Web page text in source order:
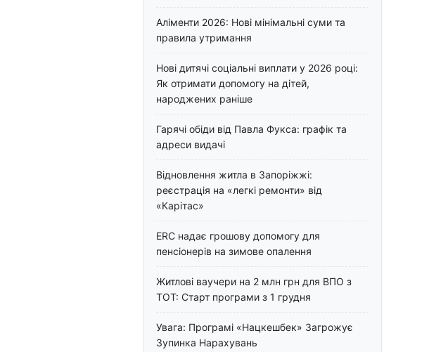
Аліменти 2026: Нові мінімальні суми та
правила утримання
Нові дитячі соціальні виплати у 2026 році:
Як отримати допомогу на дітей,
народжених раніше
Гарячі обіди від Павла Фукса: графік та
адреси видачі
Відновлення житла в Запоріжжі:
реєстрація на «легкі ремонти» від
«Карітас»
ERC надає грошову допомогу для
пенсіонерів на зимове опалення
Житлові ваучери на 2 млн грн для ВПО з
ТОТ: Старт програми з 1 грудня
Увага: Програмі «Нацкешбек» Загрожує
Зупинка Нарахувань